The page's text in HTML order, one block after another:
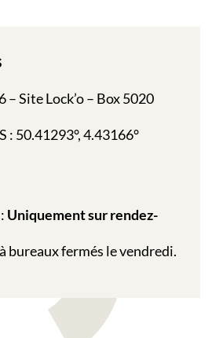
– Site Lock’o – Box 5020
: 50.41293°, 4.43166°
Uniquement sur rendez-
bureaux fermés le vendredi.